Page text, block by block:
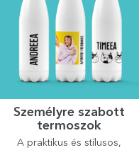
Személyre szabott
termoszok
A praktikus és stílusos,